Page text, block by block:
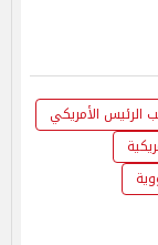
الرئيس الأمريكي